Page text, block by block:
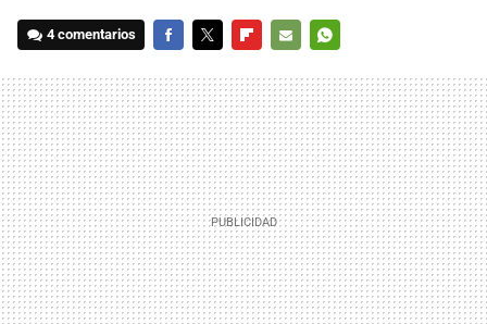
4 comentarios
MAIL